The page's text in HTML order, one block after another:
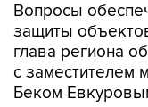
Вопросы
защиты
глава региона
с
Беком